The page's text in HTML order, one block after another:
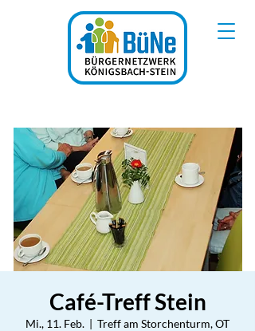
Café-Treff Stein
Mi., 11. Feb.
  |
Treff am Storchenturm, OT